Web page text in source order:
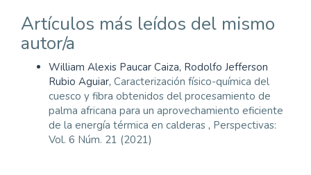
Artículos más leídos del mismo
autor/a
William Alexis Paucar Caiza, Rodolfo Jefferson
Rubio Aguiar, Caracterización físico-química del
cuesco y fibra obtenidos del procesamiento de
palma africana para un aprovechamiento eficiente
de la energía térmica en calderas , Perspectivas:
Vol. 6 Núm. 21 (2021)